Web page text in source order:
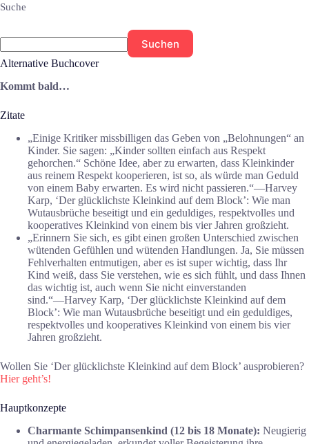
Suche
Suchen
Alternative Buchcover
Kommt bald…
Zitate
„Einige Kritiker missbilligen das Geben von „Belohnungen“ an
Kinder. Sie sagen: „Kinder sollten einfach aus Respekt
gehorchen.“ Schöne Idee, aber zu erwarten, dass Kleinkinder
aus reinem Respekt kooperieren, ist so, als würde man Geduld
von einem Baby erwarten. Es wird nicht passieren.“―Harvey
Karp, ‘Der glücklichste Kleinkind auf dem Block’: Wie man
Wutausbrüche beseitigt und ein geduldiges, respektvolles und
kooperatives Kleinkind von einem bis vier Jahren großzieht.
„Erinnern Sie sich, es gibt einen großen Unterschied zwischen
wütenden Gefühlen und wütenden Handlungen. Ja, Sie müssen
Fehlverhalten entmutigen, aber es ist super wichtig, dass Ihr
Kind weiß, dass Sie verstehen, wie es sich fühlt, und dass Ihnen
das wichtig ist, auch wenn Sie nicht einverstanden
sind.“―Harvey Karp, ‘Der glücklichste Kleinkind auf dem
Block’: Wie man Wutausbrüche beseitigt und ein geduldiges,
respektvolles und kooperatives Kleinkind von einem bis vier
Jahren großzieht.
Wollen Sie ‘Der glücklichste Kleinkind auf dem Block’ ausprobieren?
Hier geht’s!
Hauptkonzepte
Charmante Schimpansenkind (12 bis 18 Monate): Neugierig